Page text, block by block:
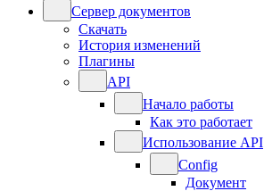
Сервер документов
Скачать
История изменений
Плагины
API
Начало работы
Как это работает
Использование API
Config
Документ